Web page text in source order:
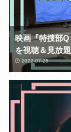
映画『特捜部
を視聴＆見放題
2022-07-25